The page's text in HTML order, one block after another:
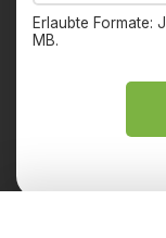
Erlaubte Formate:
MB.